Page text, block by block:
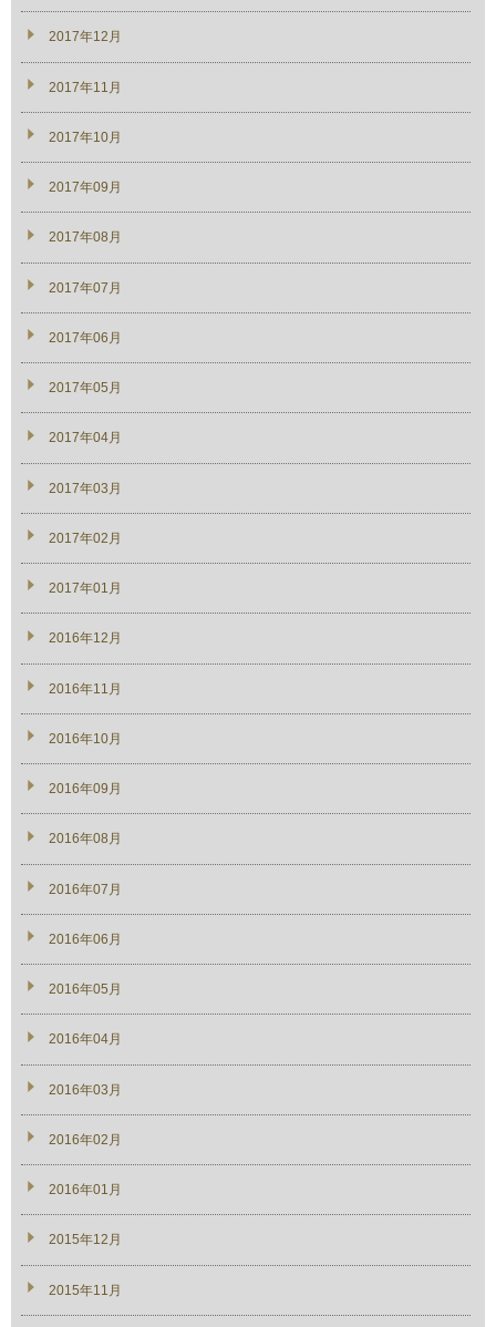
2017年12月
2017年11月
2017年10月
2017年09月
2017年08月
2017年07月
2017年06月
2017年05月
2017年04月
2017年03月
2017年02月
2017年01月
2016年12月
2016年11月
2016年10月
2016年09月
2016年08月
2016年07月
2016年06月
2016年05月
2016年04月
2016年03月
2016年02月
2016年01月
2015年12月
2015年11月